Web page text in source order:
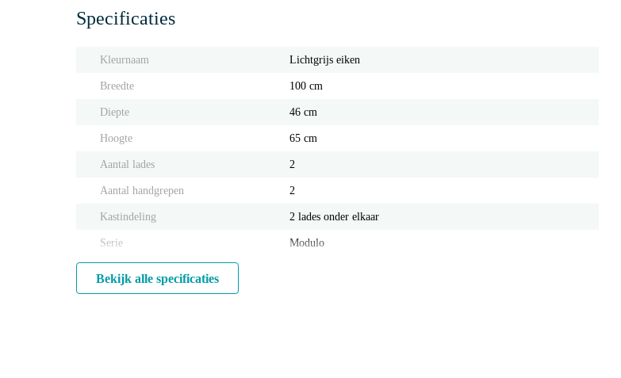
Specificaties
Kleurnaam Lichtgrijs eiken
Breedte 100 cm
Diepte 46 cm
Hoogte 65 cm
Aantal lades 2
Aantal handgrepen 2
Kastindeling 2 lades onder elkaar
Serie Modulo
Bekijk alle specificaties